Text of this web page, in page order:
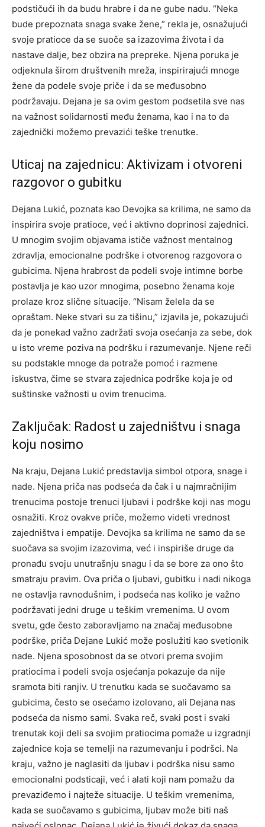
podstičući ih da budu hrabre i da ne gube nadu. “Neka
bude prepoznata snaga svake žene,” rekla je, osnažujući
svoje pratioce da se suoče sa izazovima života i da
nastave dalje, bez obzira na prepreke. Njena poruka je
odjeknula širom društvenih mreža, inspirirajući mnoge
žene da podele svoje priče i da se međusobno
podržavaju. Dejana je sa ovim gestom podsetila sve nas
na važnost solidarnosti među ženama, kao i na to da
zajednički možemo prevazići teške trenutke.
Uticaj na zajednicu: Aktivizam i otvoreni
razgovor o gubitku
Dejana Lukić, poznata kao Devojka sa krilima, ne samo da
inspirira svoje pratioce, već i aktivno doprinosi zajednici.
U mnogim svojim objavama ističe važnost mentalnog
zdravlja, emocionalne podrške i otvorenog razgovora o
gubicima. Njena hrabrost da podeli svoje intimne borbe
postavlja je kao uzor mnogima, posebno ženama koje
prolaze kroz slične situacije. “Nisam želela da se
opraštam. Neke stvari su za tišinu,” izjavila je, pokazujući
da je ponekad važno zadržati svoja osećanja za sebe, dok
u isto vreme poziva na podršku i razumevanje. Njene reči
su podstakle mnoge da potraže pomoć i razmene
iskustva, čime se stvara zajednica podrške koja je od
suštinske važnosti u ovim trenucima.
Zaključak: Radost u zajedništvu i snaga
koju nosimo
Na kraju, Dejana Lukić predstavlja simbol otpora, snage i
nade. Njena priča nas podseća da čak i u najmračnijim
trenucima postoje trenuci ljubavi i podrške koji nas mogu
osnažiti. Kroz ovakve priče, možemo videti vrednost
zajedništva i empatije. Devojka sa krilima ne samo da se
suočava sa svojim izazovima, već i inspiriše druge da
pronađu svoju unutrašnju snagu i da se bore za ono što
smatraju pravim. Ova priča o ljubavi, gubitku i nadi nikoga
ne ostavlja ravnodušnim, i podseća nas koliko je važno
podržavati jedni druge u teškim vremenima. U ovom
svetu, gde često zaboravljamo na značaj međusobne
podrške, priča Dejane Lukić može poslužiti kao svetionik
nade. Njena sposobnost da se otvori prema svojim
pratiocima i podeli svoja osjećanja pokazuje da nije
sramota biti ranjiv. U trenutku kada se suočavamo sa
gubicima, često se osećamo izolovano, ali Dejana nas
podseća da nismo sami. Svaka reč, svaki post i svaki
trenutak koji deli sa svojim pratiocima pomaže u izgradnji
zajednice koja se temelji na razumevanju i podršci. Na
kraju, važno je naglasiti da ljubav i podrška nisu samo
emocionalni podsticaji, već i alati koji nam pomažu da
prevaziđemo i najteže situacije. U teškim vremenima,
kada se suočavamo s gubicima, ljubav može biti naš